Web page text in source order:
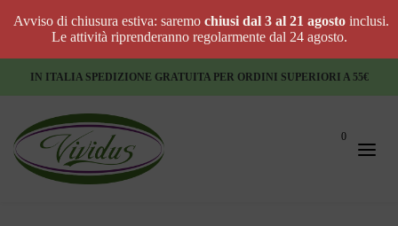
Avviso di chiusura estiva: saremo chiusi dal 3 al 21 agostoinclusi.
Le attività riprenderanno regolarmente dal 24 agosto.
IN ITALIA SPEDIZIONE GRATUITA PER ORDINI SUPERIORI A 55€
0